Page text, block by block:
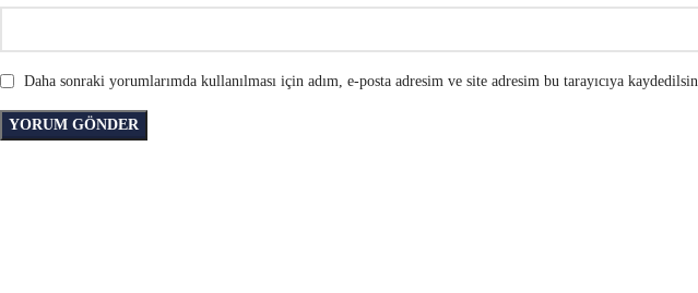
Daha sonraki yorumlarımda kullanılması için adım, e-posta adresim ve site adresim bu tarayıcıya kaydedilsin.